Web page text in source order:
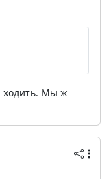
ходить. Мы ж